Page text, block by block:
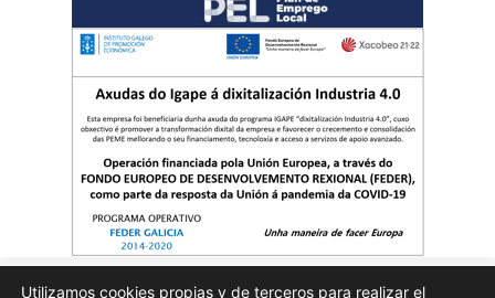
Utilizamos cookies propias y de terceros para realizar el